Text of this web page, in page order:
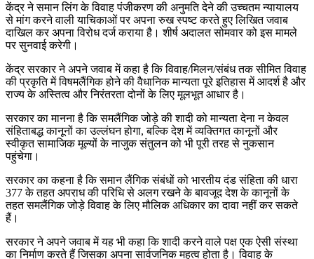
केंद्र ने समान लिंग के विवाह पंजीकरण की अनुमति देने की उच्चतम न्यायालय
से मांग करने वाली याचिकाओं पर अपना रुख स्पष्ट करते हुए लिखित जवाब
दाखिल कर अपना विरोध दर्ज कराया है। शीर्ष अदालत सोमवार को इस मामले
पर सुनवाई करेगी।
केंद्र सरकार ने अपने जवाब में कहा है कि विवाह/मिलन/संबंध तक सीमित विवाह
की प्रकृति में विषमलैंगिक होने की वैधानिक मान्यता पूरे इतिहास में आदर्श है और
राज्य के अस्तित्व और निरंतरता दोनों के लिए मूलभूत आधार है।
सरकार का मानना है कि समलैंगिक जोड़े की शादी को मान्यता देना न केवल
संहिताबद्ध कानूनों का उल्लंघन होगा, बल्कि देश में व्यक्तिगत कानूनों और
स्वीकृत सामाजिक मूल्यों के नाजुक संतुलन को भी पूरी तरह से नुकसान
पहुंचेगा।
सरकार का कहना है कि समान लैंगिक संबंधों को भारतीय दंड संहिता की धारा
377 के तहत अपराध की परिधि से अलग रखने के बावजूद देश के कानूनों के
तहत समलैंगिक जोड़े विवाह के लिए मौलिक अधिकार का दावा नहीं कर सकते
हैं।
सरकार ने अपने जवाब में यह भी कहा कि शादी करने वाले पक्ष एक ऐसी संस्था
का निर्माण करते हैं जिसका अपना सार्वजनिक महत्व होता है। विवाह के